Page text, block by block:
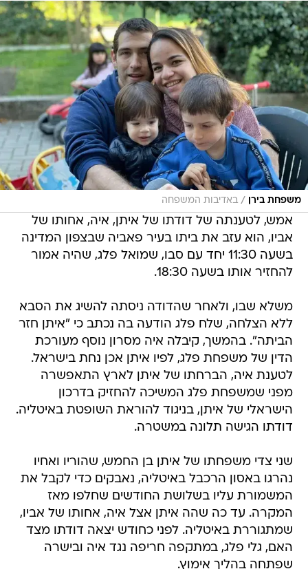
משפחת בירן / באדיבות המשפחה
אמש, לטענתה של דודתו של איתן, איה, אחותו של
אביו, הוא עזב את ביתו בעיר פאביה שבצפון המדינה
בשעה 11:30 יחד עם סבו, שמואל פלג, שהיה אמור
להחזיר אותו בשעה 18:30.
משלא שבו, ולאחר שהדודה ניסתה להשיג את הסבא
ללא הצלחה, שלח פלג הודעה בה נכתב כי "איתן חזר
הביתה". בהמשך, קיבלה איה מסרון נוסף מעורכת
הדין של משפחת פלג, לפיו איתן אכן נחת בישראל.
לטענת איה, הברחתו של איתן לארץ התאפשרה
מפני שמשפחת פלג המשיכה להחזיק בדרכון
הישראלי של איתן, בניגוד להוראת השופטת באיטליה.
דודתו הגישה תלונה במשטרה.
שני צדי משפחתו של איתן בן החמש, שהוריו ואחיו
נהרגו באסון הרכבל באיטליה, נאבקים כדי לקבל את
המשמורת עליו בשלושת החודשים שחלפו מאז
המקרה. עד כה שהה איתן אצל איה, אחותו של אביו,
שמתגוררת באיטליה. לפני כחודש יצאה דודתו מצד
האם, גלי פלג, במתקפה חריפה נגד איה ובישרה
שפתחה בהליך אימוץ.